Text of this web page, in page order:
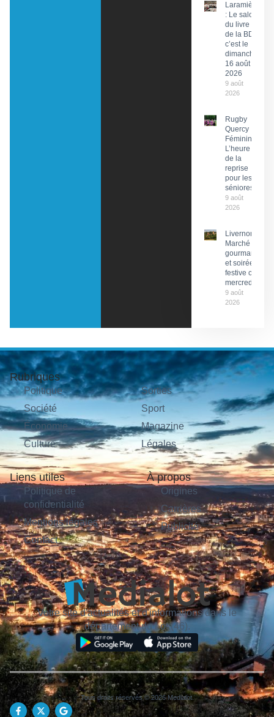
Laramière
: Le salon
du livre et
de la BD,
c’est le
dimanche
16 août
2026
9 août
2026
Rugby
Quercy
Féminin :
L’heure
de la
reprise
pour les
séniores
9 août
2026
Livernon :
Marché
gourmand
et soirée
festive ce
mercredi
9 août
2026
Rubriques
Politique
Société
Économie
Culture
Sorties
Sport
Magazine
Légales
Liens utiles
Politique de
confidentialité
Mentions légales
Contact
À propos
Origines
Carrières
Publicité
Votre site d'actualités et d'informations dans le
département du Lot (46).
Tous droits réservés © 2026 Medialot.